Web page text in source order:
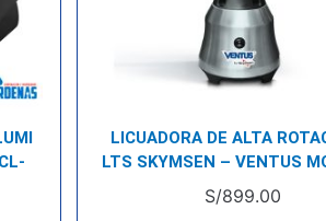
LICUADORA DE ALTA
LTS SKYMSEN – VENTUS
S/899.00